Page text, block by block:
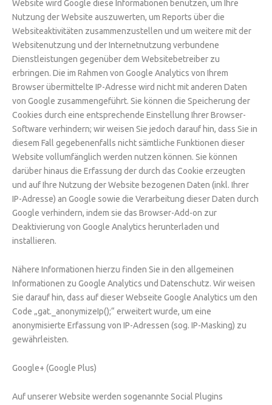
Website wird Google diese Informationen benutzen, um Ihre
Nutzung der Website auszuwerten, um Reports über die
Websiteaktivitäten zusammenzustellen und um weitere mit der
Websitenutzung und der Internetnutzung verbundene
Dienstleistungen gegenüber dem Websitebetreiber zu
erbringen. Die im Rahmen von Google Analytics von Ihrem
Browser übermittelte IP-Adresse wird nicht mit anderen Daten
von Google zusammengeführt. Sie können die Speicherung der
Cookies durch eine entsprechende Einstellung Ihrer Browser-
Software verhindern; wir weisen Sie jedoch darauf hin, dass Sie in
diesem Fall gegebenenfalls nicht sämtliche Funktionen dieser
Website vollumfänglich werden nutzen können. Sie können
darüber hinaus die Erfassung der durch das Cookie erzeugten
und auf Ihre Nutzung der Website bezogenen Daten (inkl. Ihrer
IP-Adresse) an Google sowie die Verarbeitung dieser Daten durch
Google verhindern, indem sie das Browser-Add-on zur
Deaktivierung von Google Analytics herunterladen und
installieren.
Nähere Informationen hierzu finden Sie in den allgemeinen
Informationen zu Google Analytics und Datenschutz. Wir weisen
Sie darauf hin, dass auf dieser Webseite Google Analytics um den
Code „gat._anonymizeIp();“ erweitert wurde, um eine
anonymisierte Erfassung von IP-Adressen (sog. IP-Masking) zu
gewährleisten.
Google+ (Google Plus)
Auf unserer Website werden sogenannte Social Plugins